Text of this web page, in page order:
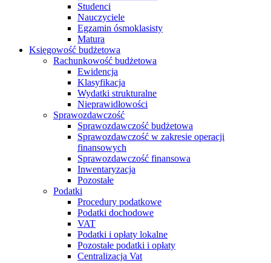
Studenci
Nauczyciele
Egzamin ósmoklasisty
Matura
Księgowość budżetowa
Rachunkowość budżetowa
Ewidencja
Klasyfikacja
Wydatki strukturalne
Nieprawidłowości
Sprawozdawczość
Sprawozdawczość budżetowa
Sprawozdawczość w zakresie operacji
finansowych
Sprawozdawczość finansowa
Inwentaryzacja
Pozostałe
Podatki
Procedury podatkowe
Podatki dochodowe
VAT
Podatki i opłaty lokalne
Pozostałe podatki i opłaty
Centralizacja Vat